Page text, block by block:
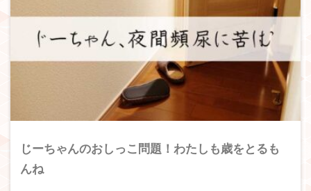
じーちゃんのおしっこ問題！わたしも歳をとるも
んね